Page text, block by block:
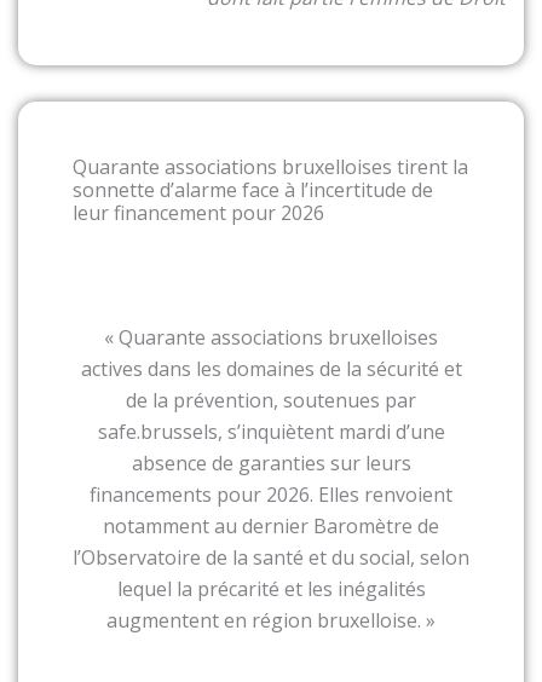
Quarante associations bruxelloises tirent la
sonnette d’alarme face à l’incertitude de
leur financement pour 2026
« Quarante associations bruxelloises
actives dans les domaines de la sécurité et
de la prévention, soutenues par
safe.brussels, s’inquiètent mardi d’une
absence de garanties sur leurs
financements pour 2026. Elles renvoient
notamment au dernier Baromètre de
l’Observatoire de la santé et du social, selon
lequel la précarité et les inégalités
augmentent en région bruxelloise. »